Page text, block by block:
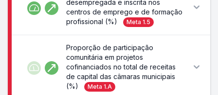
desempregada e inscrita nos
centros de emprego e de formação
profissional (%)
Meta 1.5
Proporção de participação
comunitária em projetos
cofinanciados no total de receitas
de capital das câmaras municipais
(%)
Meta 1.A